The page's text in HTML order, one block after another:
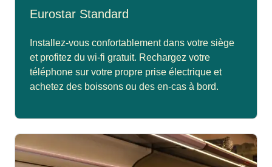
Eurostar Standard
Installez-vous confortablement dans votre siège
et profitez du wi-fi gratuit. Rechargez votre
téléphone sur votre propre prise électrique et
achetez des boissons ou des en-cas à bord.